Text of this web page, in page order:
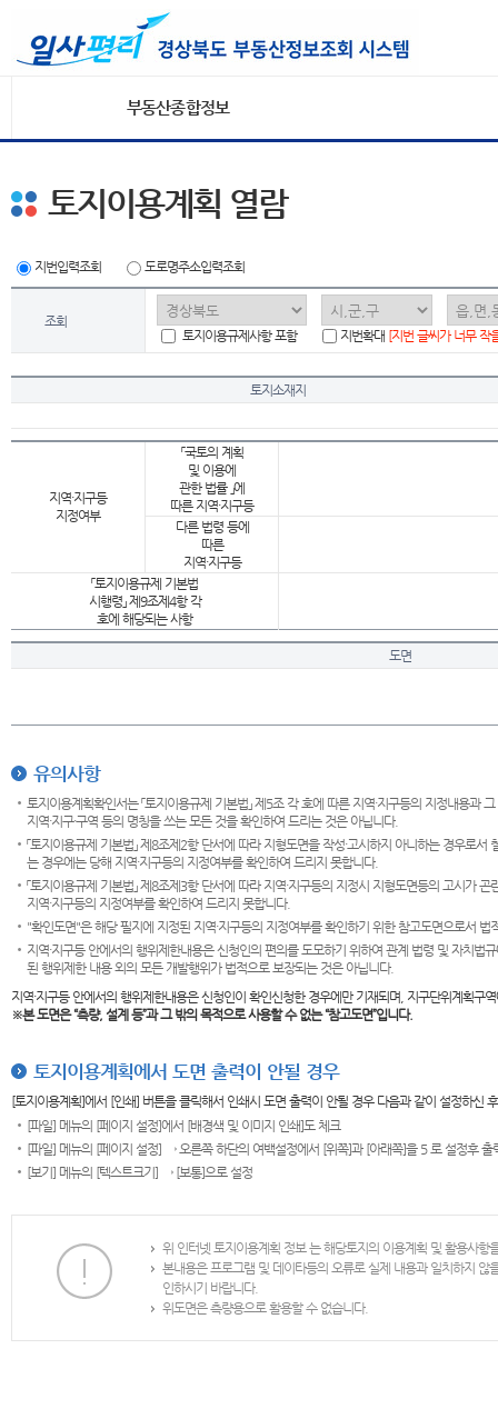
부동산종합정보
토지이용계획 열람
지번입력조회 도로명주소입력조회
조회
토지이용규제사항 포함
지번확대 [지번 글씨가 너무 작
토지소재지
지역·지구등
지정여부
「국토의 계획
및 이용에
관한 법률 」에
따른 지역·지구등
다른 법령 등에
따른
지역·지구등
「토지이용규제 기본법
시행령」 제9조제4항 각
호에 해당되는 사항
도면
유의사항
토지이용계획확인서는 「토지이용규제 기본법」 제5조 각 호에 따른 지역·지구등의 지정내용
지역·지구·구역 등의 명칭을 쓰는 모든 것을 확인하여 드리는 것은 아닙니다.
「토지이용규제 기본법」 제8조제2항 단서에 따라 지형도면을 작성·고시하지 아니하는 경우로
는 경우에는 당해 지역·지구등의 지정여부를 확인하여 드리지 못합니다.
「토지이용규제 기본법」 제8조제3항 단서에 따라 지역·지구등의 지정시 지형도면등의 고시가
지역·지구등의 지정여부를 확인하여 드리지 못합니다.
"확인도면"은 해당 필지에 지정된 지역·지구등의 지정여부를 확인하기 위한 참고도면으로서
지역·지구등 안에서의 행위제한내용은 신청인의 편의를 도모하기 위하여 관계 법령 및 자치
된 행위제한 내용 외의 모든 개발행위가 법적으로 보장되는 것은 아닙니다.
지역·지구등 안에서의 행위제한내용은 신청인이 확인신청한 경우에만 기재되며, 지구단위계획
※본 도면은“측량, 설계 등”과 그 밖의 목적으로 사용할 수 없는 “참고도면”입니다.
토지이용계획에서 도면 출력이 안될 경우
[토지이용계획]에서 [인쇄] 버튼을 클릭해서 인쇄시 도면 출력이 안될 경우 다음과 같이 설정하신
[파일] 메뉴의 [페이지 설정]에서 [배경색 및 이미지 인쇄]도 체크
[파일] 메뉴의 [페이지 설정] → 오른쪽 하단의 여백설정에서 [위쪽]과 [아래쪽]을 5 로 설정후 출
[보기] 메뉴의 [텍스트크기] → [보통]으로 설정
위 인터넷 토지이용계획 정보 는 해당토지의 이용계획 및 활용사
본내용은 프로그램 및 데이타등의 오류로 실제 내용과 일치하지
인하시기 바랍니다.
위도면은 측량용으로 활용할 수 없습니다.